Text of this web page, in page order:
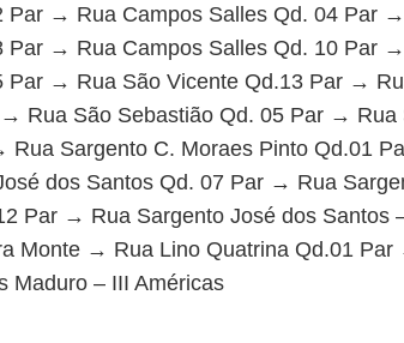
Par → Rua Campos Salles Qd. 04 Par
Par → Rua Campos Salles Qd. 10 Par
Par → Rua São Vicente Qd.13 Par →
Rua São Sebastião Qd. 05 Par →
Rua Sargento C. Moraes Pinto Qd.01
dos Santos Qd. 07 Par → Rua
Par → Rua Sargento José dos
Monte → Rua Lino Quatrina Qd.01
Maduro – III Américas